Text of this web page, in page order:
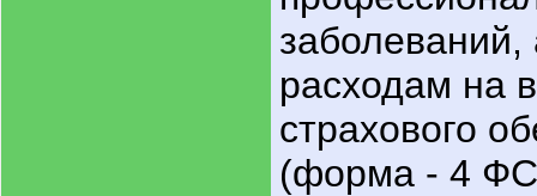
заболеваний,
расходам на
страхового
(форма - 4